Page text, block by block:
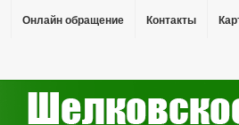
Онлайн обращение Контакты